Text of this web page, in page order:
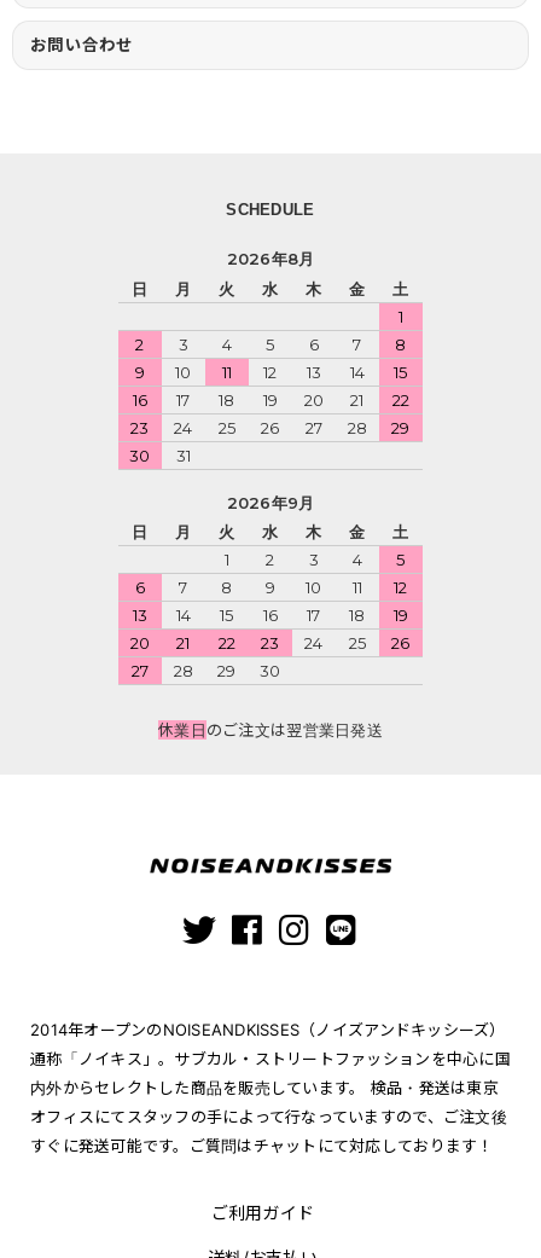
お問い合わせ
SCHEDULE
2026年8月
日
月 火 水 木 金
土
1
2
3 4 5 6 7
8
9
10 11 12 13 14
15
16
17 18 19 20 21
22
23
24 25 26 27 28
29
30
31
2026年9月
日
月 火 水 木 金
土
1
2 3 4
5
6
7 8 9 10 11
12
13
14 15 16 17 18
19
20
21 22 23 24 25
26
27
28 29 30
休業日のご注文は翌営業日発送
2014年オープンのNOISEANDKISSES（ノイズアンドキッシーズ）
通称「ノイキス」。サブカル・ストリートファッションを中心に国
内外からセレクトした商品を販売しています。 検品・発送は東京
オフィスにてスタッフの手によって行なっていますので、ご注文後
すぐに発送可能です。ご質問はチャットにて対応しております！
ご利用ガイド